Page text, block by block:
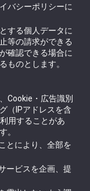
バシーポリシーに
する個人データに
等の請求ができる
確認できる場合に
ものとします。
Cookie・広告識別
（IPアドレスを含
用することがあ
。
とにより、全部を
ービスを企画、提